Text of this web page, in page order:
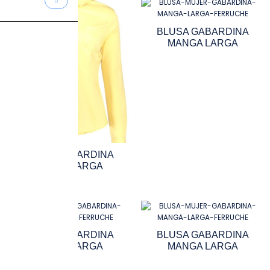
BLUSA GABARDINA
MANGA LARGA
BLUSA GABARDINA
MANGA LARGA
BLUSA GABARDINA
MANGA LARGA
BLUSA GABARDINA
MANGA LARGA